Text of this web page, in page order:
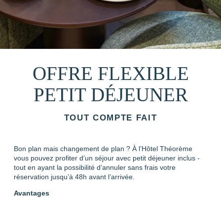
OFFRE FLEXIBLE
PETIT DÉJEUNER
TOUT COMPTE FAIT
Bon plan mais changement de plan ? À l’Hôtel Théorème
vous pouvez profiter d’un séjour avec petit déjeuner inclus -
tout en ayant la possibilité d’annuler sans frais votre
réservation jusqu’à 48h avant l’arrivée.
Avantages